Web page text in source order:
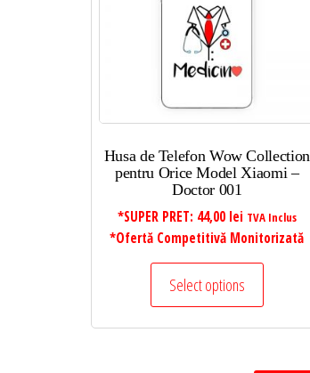
Husa de Telefon Wow Collection
pentru Orice Model Xiaomi –
Doctor 001
*SUPER PRET: 44,00 lei TVA Inclus
*Ofertă Competitivă Monitorizată
Select options